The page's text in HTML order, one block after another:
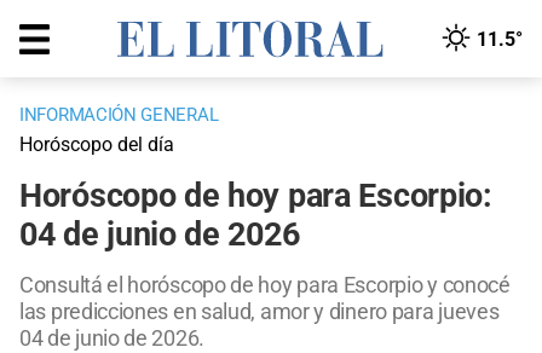
11.5°
INFORMACIÓN GENERAL
Horóscopo del día
Horóscopo de hoy para Escorpio:
04 de junio de 2026
Consultá el horóscopo de hoy para Escorpio y conocé
las predicciones en salud, amor y dinero para jueves
04 de junio de 2026.